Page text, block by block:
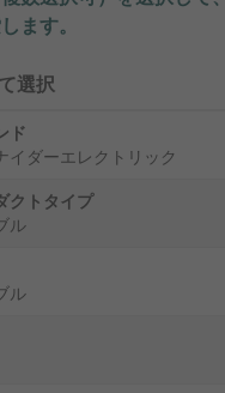
ます。
選択
ド
イダーエレクトリック
クトタイプ
ル
ル